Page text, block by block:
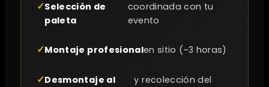
Selección de
paleta
coordinada con tu
evento
Montaje profesionalen sitio (~3 horas)
Desmontaje al
y recolección del